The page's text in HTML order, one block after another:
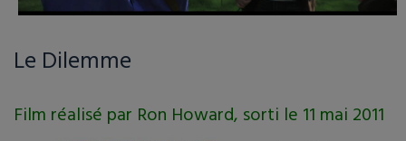
Le Dilemme
Film réalisé par Ron Howard, sorti le 11 mai 2011